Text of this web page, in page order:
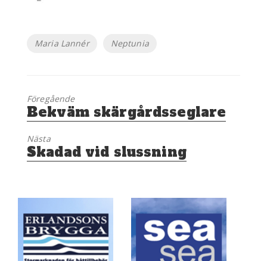
Etiketter
Maria Lannér Neptunia
Föregående
Föregående
inlägg:
Bekväm skärgårdsseglare
Nästa
Nästa
inlägg:
Skadad vid slussning